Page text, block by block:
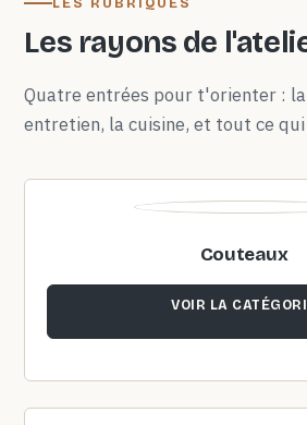
Les rayons de
Quatre entrées pour t'orienter : la
entretien, la cuisine, et tout ce
Couteaux
VOIR LA